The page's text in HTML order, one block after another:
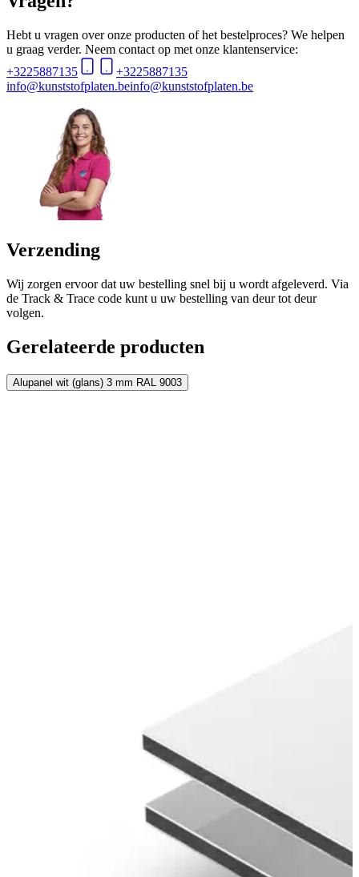
Hebt u vragen over onze producten of het bestelproces? We helpen
u graag verder. Neem contact op met onze klantenservice:
+3225887135
+3225887135
info@kunststofplaten.beinfo@kunststofplaten.be
Verzending
Wij zorgen ervoor dat uw bestelling snel bij u wordt afgeleverd. Via
de Track & Trace code kunt u uw bestelling van deur tot deur
volgen.
Gerelateerde producten
Alupanel wit (glans) 3 mm RAL 9003